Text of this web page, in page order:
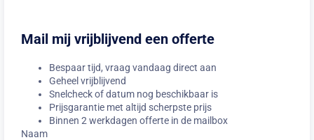
Mail mij vrijblijvend een offerte
Bespaar tijd, vraag vandaag direct aan
Geheel vrijblijvend
Snelcheck of datum nog beschikbaar is
Prijsgarantie met altijd scherpste prijs
Binnen 2 werkdagen offerte in de mailbox
Naam